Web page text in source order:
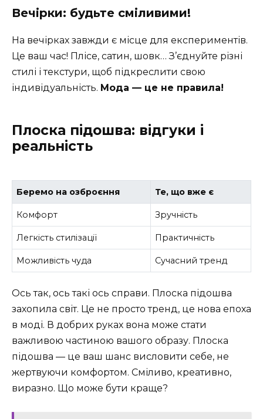
Вечірки: будьте сміливими!
На вечірках завжди є місце для експериментів.
Це ваш час! Плісе, сатин, шовк… З’єднуйте різні
стилі і текстури, щоб підкреслити свою
індивідуальність. Мода — це не правила!
Плоска підошва: відгуки і
реальність
Беремо на озброєння Те, що вже є
Комфорт Зручність
Легкість стилізації Практичність
Можливість чуда Сучасний тренд
Ось так, ось такі ось справи. Плоска підошва
захопила світ. Це не просто тренд, це нова епоха
в моді. В добрих руках вона може стати
важливою частиною вашого образу. Плоска
підошва — це ваш шанс висловити себе, не
жертвуючи комфортом. Сміливо, креативно,
виразно. Що може бути краще?